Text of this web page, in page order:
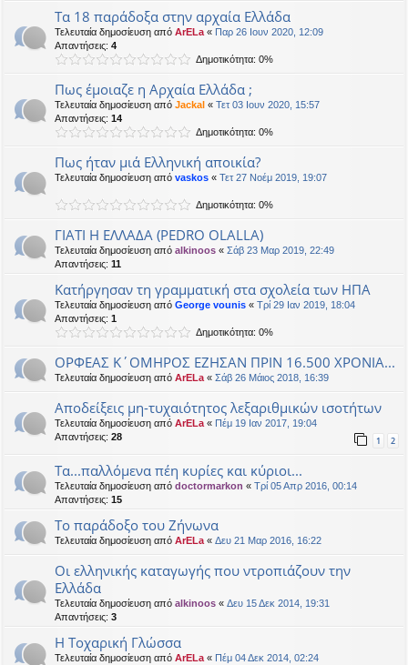
Τα 18 παράδοξα στην αρχαία Ελλάδα
Τελευταία δημοσίευση από ArELa « Παρ 26 Ιουν 2020, 12:09
Απαντήσεις: 4
Δημοτικότητα: 0%
Πως έμοιαζε η Αρχαία Ελλάδα ;
Τελευταία δημοσίευση από Jackal « Τετ 03 Ιουν 2020, 15:57
Απαντήσεις: 14
Δημοτικότητα: 0%
Πως ήταν μιά Ελληνική αποικία?
Τελευταία δημοσίευση από vaskos « Τετ 27 Νοέμ 2019, 19:07
Δημοτικότητα: 0%
ΓΙΑΤΙ Η ΕΛΛΑΔΑ (PEDRO OLALLA)
Τελευταία δημοσίευση από alkinoos « Σάβ 23 Μαρ 2019, 22:49
Απαντήσεις: 11
Κατήργησαν τη γραμματική στα σχολεία των ΗΠΑ
Τελευταία δημοσίευση από George vounis « Τρί 29 Ιαν 2019, 18:04
Απαντήσεις: 1
Δημοτικότητα: 0%
ΟΡΦΕΑΣ Κ΄ΟΜΗΡΟΣ ΕΖΗΣΑΝ ΠΡΙΝ 16.500 ΧΡΟΝΙΑ...
Τελευταία δημοσίευση από ArELa « Σάβ 26 Μάιος 2018, 16:39
Αποδείξεις μη-τυχαιότητος λεξαριθμικών ισοτήτων
Τελευταία δημοσίευση από ArELa « Πέμ 19 Ιαν 2017, 19:04
Απαντήσεις: 28 1 2
Τα...παλλόμενα πέη κυρίες και κύριοι...
Τελευταία δημοσίευση από doctormarkon « Τρί 05 Απρ 2016, 00:14
Απαντήσεις: 15
Το παράδοξο του Ζήνωνα
Τελευταία δημοσίευση από ArELa « Δευ 21 Μαρ 2016, 16:22
Οι ελληνικής καταγωγής που ντροπιάζουν την
Ελλάδα
Τελευταία δημοσίευση από alkinoos « Δευ 15 Δεκ 2014, 19:31
Απαντήσεις: 3
Η Τοχαρική Γλώσσα
Τελευταία δημοσίευση από ArELa « Πέμ 04 Δεκ 2014, 02:24